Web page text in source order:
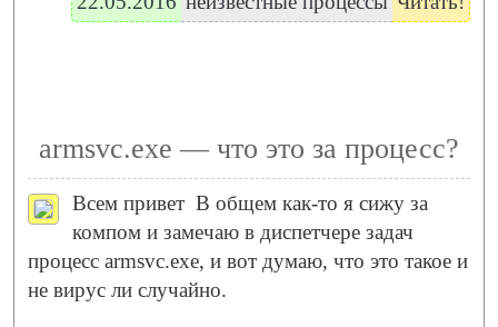
armsvc.exe — что это за процесс?
Всем привет В общем как-то я сижу за
компом и замечаю в диспетчере задач
процесс armsvc.exe, и вот думаю, что это такое и
не вирус ли случайно.